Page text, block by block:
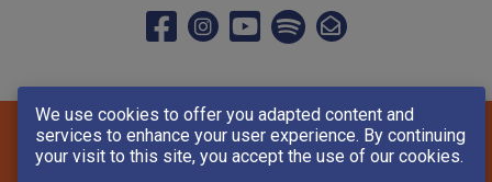
Plan du site
Mentions légales
We use cookies to offer you adapted content and
services to enhance your user experience. By continuing
your visit to this site, you accept the use of our cookies.